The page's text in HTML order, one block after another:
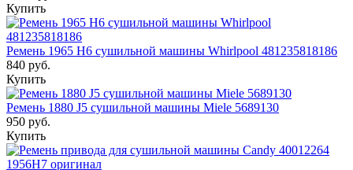
Купить
Ремень 1965 H6 сушильной машины Whirlpool 481235818186
840 руб.
Купить
Ремень 1880 J5 сушильной машины Miele 5689130
950 руб.
Купить